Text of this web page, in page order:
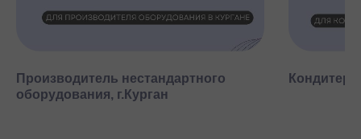
Производитель нестандартного
оборудования, г.Курган